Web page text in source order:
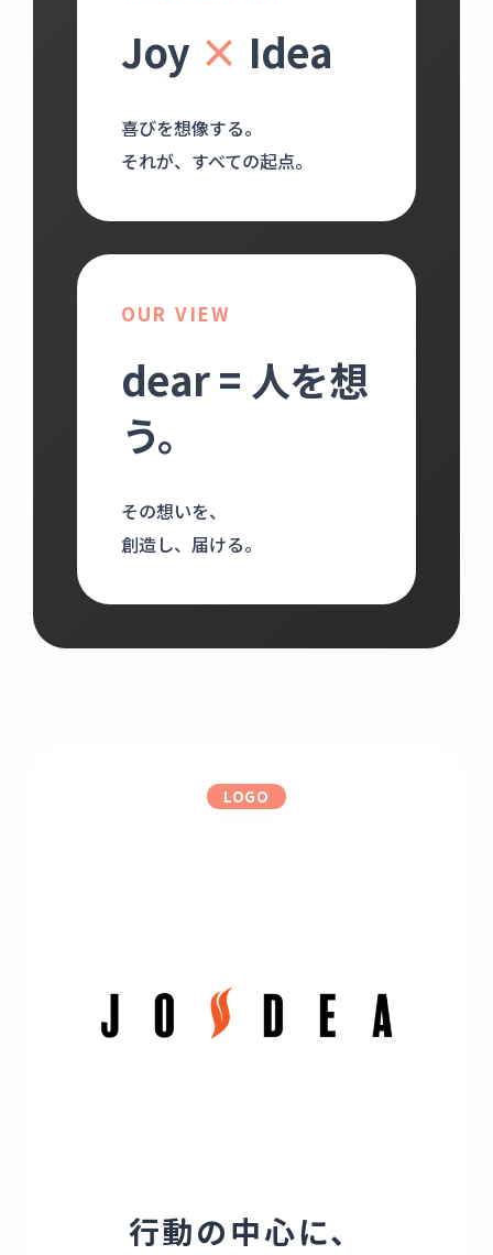
Joy × Idea
喜びを想像する。
それが、すべての起点。
OUR VIEW
dear = 人を想
う。
その想いを、
創造し、届ける。
LOGO
行動の中心に、